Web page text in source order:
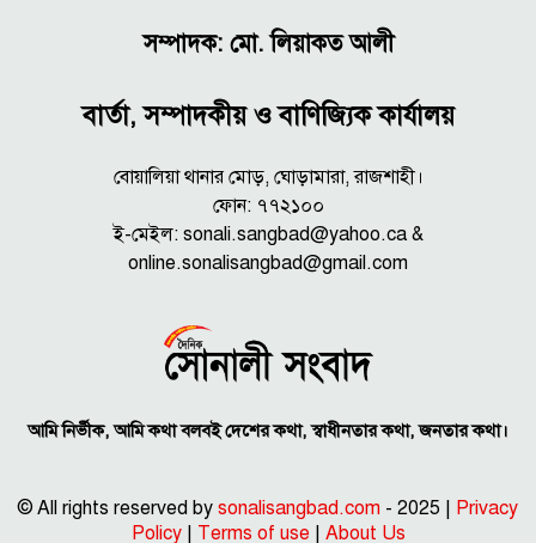
সম্পাদক: মো. লিয়াকত আলী
বার্তা, সম্পাদকীয় ও বাণিজ্যিক কার্যালয়
বোয়ালিয়া থানার মোড়, ঘোড়ামারা, রাজশাহী।
ফোন: ৭৭২১০০
ই-মেইল: sonali.sangbad@yahoo.ca &
online.sonalisangbad@gmail.com
আমি নির্ভীক, আমি কথা বলবই দেশের কথা, স্বাধীনতার কথা, জনতার কথা।
© All rights reserved by sonalisangbad.com - 2025 | Privacy
Policy| Terms of use | About Us